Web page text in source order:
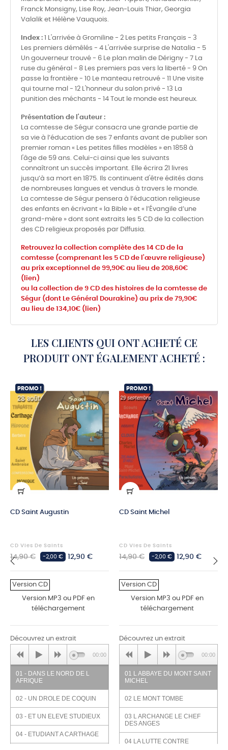
Franck Monsigny, Lise Roy, Jean-Louis Thiar, Georgia
Valalik et Hélène Vauquois.
Index : 1 L'arrivée à Gromiline - 2 Les petits Français - 3
Les premiers démêlés - 4 L'arrivée surprise de Natalia - 5
Un gouverneur trouvé - 6 Le plan malin de Dérigny - 7 La
ruse du général - 8 Les premiers pas vers la liberté - 9 On
passe la frontière - 10 Le manteau retrouvé - 11 Une visite
qui tourne mal - 12 L'honneur du salon privé - 13 La
punition des méchants - 14 Tout le monde est heureux.
Présentation de l'auteur :
La comtesse de Ségur consacra une grande partie de
sa vie à l’éducation de ses 7 enfants avant de publier son
premier roman « Les petites filles modèles » en 1858 à
l'âge de 59 ans. Celui-ci ainsi que les suivants
connaîtront un succès important. Elle écrira 21 livres
jusqu’à sa mort en 1875. Ils continuent d'être édités dans
de nombreuses langues et vendus à travers le monde.
La comtesse de Ségur pensera à l’éducation religieuse
des enfants en écrivant « la Bible » et « l’Évangile d’une
grand-mère » dont sont extraits les 5 CD de la collection
des CD religieux proposés par Diffusia.
Retrouvez la collection complète des 14 CD de la
comtesse (comprenant les 5 CD de l'œuvre religieuse)
au prix exceptionnel de 99,90€ au lieu de 208,60€
(lien)
ou la collection de 9 CD des histoires de la comtesse de
Ségur (dont Le Général Dourakine) au prix de 79,90€
au lieu de 134,10€ (lien)
LES CLIENTS QUI ONT ACHETÉ CE
PRODUIT ONT ÉGALEMENT ACHETÉ :
PROMO !
CD Saint Augustin
CD Vies De Saints
Prix
habituel
14,90 € -2,00 € Prix
12,90 €
Version CD
Version MP3 ou PDF en
téléchargement
Découvrez un extrait
01 - DANS LE NORD DE L
AFRIQUE
02 - UN DROLE DE COQUIN
03 - ET UN ELEVE STUDIEUX
04 - ETUDIANT A CARTHAGE
00:00
PROMO !
CD Saint Michel
CD Vies De Saints
Prix
14,90 € -2,00 € Prix
12,90 €
Version CD
Version MP3 ou PDF en
téléchargement
Découvrez un extrait
01 L ABBAYE DU MONT SAINT
MICHEL
02 LE MONT TOMBE
03 L ARCHANGE LE CHEF
DES ANGES
04 LA LUTTE CONTRE
00:00
‹